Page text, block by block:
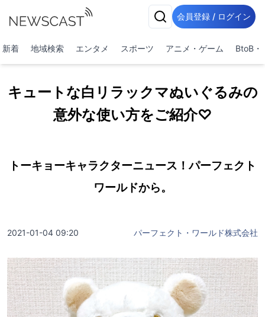
会員登録 / ログイン
新着 地域検索 エンタメ スポーツ アニメ・ゲーム BtoB・
キュートな白リラックマぬいぐるみの
意外な使い方をご紹介♡
トーキョーキャラクターニュース！パーフェクト
ワールドから。
2021-01-04 09:20 パーフェクト・ワールド株式会社